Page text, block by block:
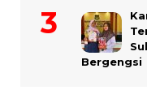
Bergengsi